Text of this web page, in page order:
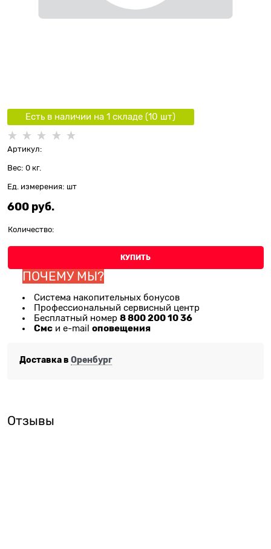
Есть в наличии на 1 складe (10 шт)
Артикул:
Вес: 0 кг.
Ед. измерения: шт
600 руб.
Количество:
КУПИТЬ
ПОЧЕМУ МЫ?
Система накопительных бонусов
Профессиональный сервисный центр
Бесплатный номер 8 800 200 10 36
Смс и e-mail оповещения
Доставка в Оренбург
Отзывы